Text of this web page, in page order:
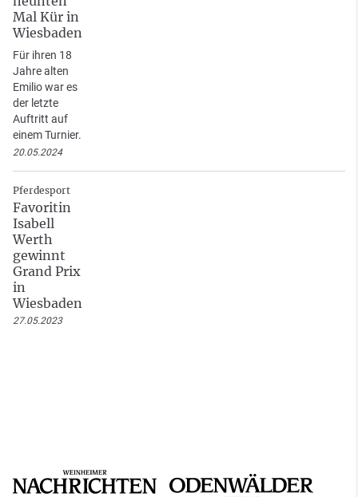
Mal Kür in
Wiesbaden
Für ihren 18
Jahre alten
Emilio war es
der letzte
Auftritt auf
einem Turnier.
20.05.2024
Pferdesport
Favoritin
Isabell
Werth
gewinnt
Grand Prix
in
Wiesbaden
27.05.2023